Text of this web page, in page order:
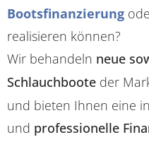
Bootsfinanzierung
realisieren können?
Wir behandeln neue
Schlauchboote der
und bieten Ihnen eine
und professionelle